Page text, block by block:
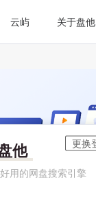
云屿 关于盘他
他
用的网盘搜索引擎